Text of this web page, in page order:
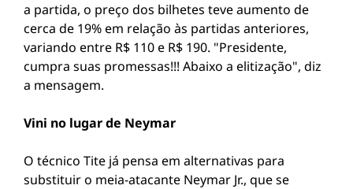
a partida, o preço dos bilhetes teve aumento de
cerca de 19% em relação às partidas anteriores,
variando entre R$ 110 e R$ 190. "Presidente,
cumpra suas promessas!!! Abaixo a elitização", diz
a mensagem.
Vini no lugar de Neymar
O técnico Tite já pensa em alternativas para
substituir o meia-atacante Neymar Jr., que se